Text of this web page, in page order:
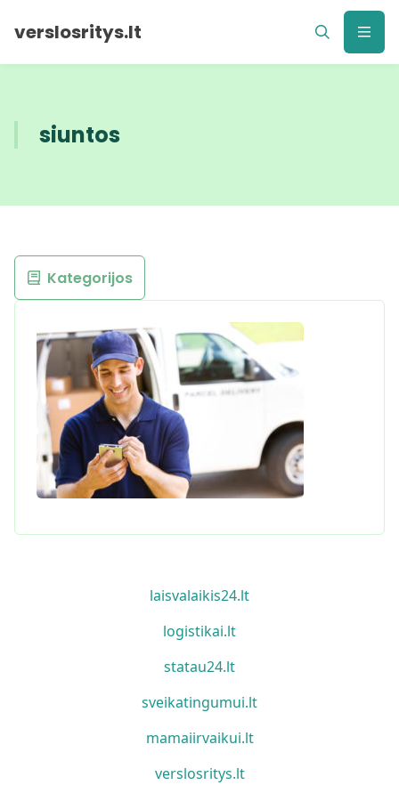
verslosritys.lt
siuntos
Kategorijos
laisvalaikis24.lt
logistikai.lt
statau24.lt
sveikatingumui.lt
mamaiirvaikui.lt
verslosritys.lt